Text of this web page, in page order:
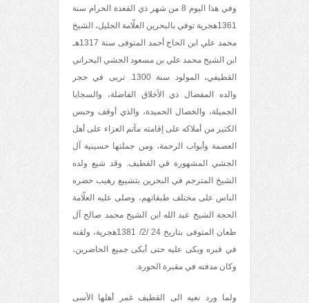
وفي هذا اليوم 8 من شهر ذي القعدة الحرام سنة
1361هجرية توفي بالبحرين العلّامة الجليل، الشيخ
محمد علي ابن الحاج أحمد المتوفى سنة 1317هـ
ابن الشيخ محمد علي بن مسعود الجشي البحراني
القطيفي، المولود سنة 1300. تربى في حجر
والده المفضال ذي الأخلاق الفاضلة، والسجايا
الجميلة، والخصال الحميدة، والذي أوقف وحبس
الكثير من أملاكه على إقامته مآتم العزاء على أهل
العصمة وأبواب الرحمة، ومن جملتها حسينية آل
الجشي المشهورة في القطيف. وقد شيع ولده
الشيخ المترجم في البحرين بتشييع رهيب حضره
الناس على مختلف طبقاتهم، وصلى عليه العلّامة
الحجة الشيخ عبد الله ابن الشيخ محمد صالح آل
طعان المتوفى بتاريخ 24 /2/ 1381هجرية، ولقنه
في قبره وبكى عليه حتى أبكى جميع الحاضرين،
وكان مدفنه في مقبرة الحورة.
ولما ورد نعيه الى القطيف غمر أهلها الأسى